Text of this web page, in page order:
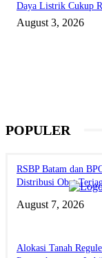
Daya Listrik Cukup
August 3, 2026
POPULER
RSBP Batam dan
Distribusi Obat
August 7, 2026
Alokasi Tanah